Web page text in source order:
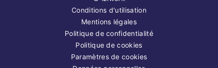
Conditions d'utilisation
Mentions légales
Politique de confidentialité
Politique de cookies
Paramètres de cookies